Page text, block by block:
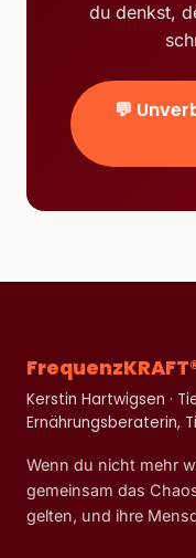
du denkst,
💬
Kerstin Hartwigsen ·
Ernährungsberaterin,
Wenn du nicht mehr
gemeinsam das
gelten, und ihre